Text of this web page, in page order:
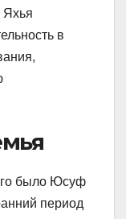
Яхья
в
было Юсуф
период